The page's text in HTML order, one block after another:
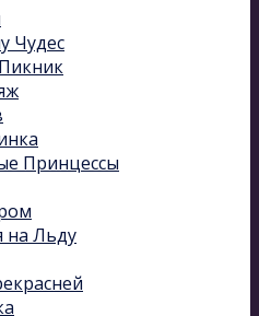
Чудес
Принцессы
на Льду